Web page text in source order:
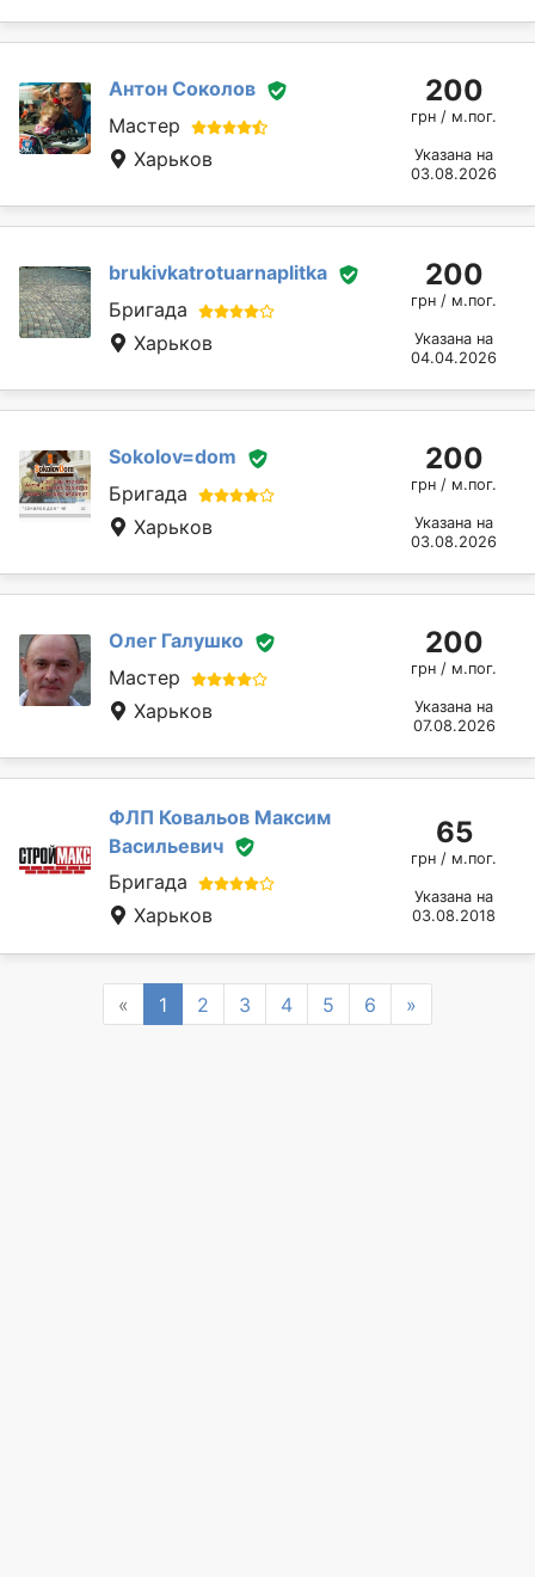
Антон Соколов
Мастер
Харьков
200
грн / м.пог.
Указана на
03.08.2026
brukivkatrotuarnaplitka
Бригада
Харьков
200
грн / м.пог.
Указана на
04.04.2026
Sokolov=dom
Бригада
Харьков
200
грн / м.пог.
Указана на
03.08.2026
Олег Галушко
Мастер
Харьков
200
грн / м.пог.
Указана на
07.08.2026
ФЛП Ковальов Максим
Васильевич
Бригада
Харьков
65
грн / м.пог.
Указана на
03.08.2018
« Previous
1 2 3 4 5 6 »